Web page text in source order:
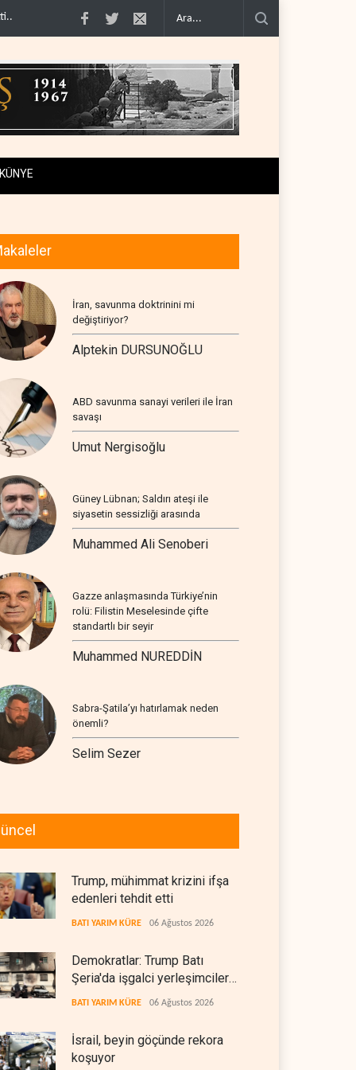
.. İsrail, beyin göçünde rekora koşuyor.. Kolombiya kartelleri
KÜNYE
İran, savunma doktrinini mi
değiştiriyor?
Alptekin DURSUNOĞLU
ABD savunma sanayi verileri ile İran
savaşı
Umut Nergisoğlu
Güney Lübnan; Saldırı ateşi ile
siyasetin sessizliği arasında
Muhammed Ali Senoberi
Gazze anlaşmasında Türkiye’nin
rolü: Filistin Meselesinde çifte
standartlı bir seyir
Muhammed NUREDDİN
Sabra-Şatila’yı hatırlamak neden
önemli?
Selim Sezer
Trump, mühimmat krizini ifşa
edenleri tehdit etti
BATI YARIM KÜRE 06 Ağustos 2026
Demokratlar: Trump Batı
Şeria'da işgalci yerleşimcilere
cezasızlık sağladı
BATI YARIM KÜRE 06 Ağustos 2026
İsrail, beyin göçünde rekora
koşuyor